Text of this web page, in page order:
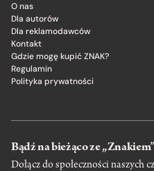
O nas
Dla autorów
Dla reklamodawców
Kontakt
Gdzie mogę kupić ZNAK?
Regulamin
Polityka prywatności
Bądź na bieżąco ze „Znakiem”
Dołącz do społeczności